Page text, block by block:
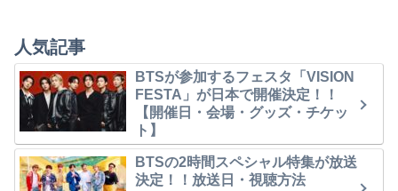
人気記事
BTSが参加するフェスタ「VISION
FESTA」が日本で開催決定！！
【開催日・会場・グッズ・チケッ
ト】
BTSの2時間スペシャル特集が放送
決定！！放送日・視聴方法